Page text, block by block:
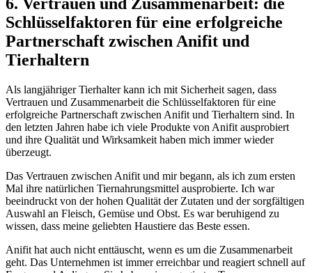
Schlüsselfaktoren für ⁣eine erfolgreiche
Partnerschaft ⁣zwischen Anifit und‍
Tierhaltern
Als ⁢langjähriger Tierhalter kann ich mit Sicherheit sagen, ⁢dass
Vertrauen ⁣und Zusammenarbeit die Schlüsselfaktoren⁢ für ‍eine
erfolgreiche Partnerschaft zwischen ​Anifit und⁤ Tierhaltern sind. ⁣In
den letzten Jahren ⁣habe ich ​viele Produkte ⁢von Anifit ausprobiert
und ihre Qualität und Wirksamkeit haben mich ⁤immer wieder‍
überzeugt.
Das Vertrauen zwischen Anifit und mir ⁤begann, als ich zum‍ ersten ​
Mal ihre ​natürlichen Tiernahrungsmittel‌ ausprobierte. Ich war
beeindruckt von​ der hohen Qualität der Zutaten und der sorgfältigen‌
Auswahl an Fleisch, Gemüse und Obst. ⁣Es war beruhigend zu
wissen, dass ⁢meine geliebten ⁤Haustiere das Beste⁣ essen.
Anifit hat auch nicht ‌enttäuscht, wenn es um ⁣die Zusammenarbeit
geht. Das Unternehmen ist immer erreichbar und reagiert⁤ schnell auf